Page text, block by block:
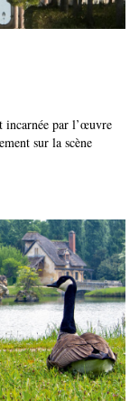
incarnée par l’œuvre
sur la scène